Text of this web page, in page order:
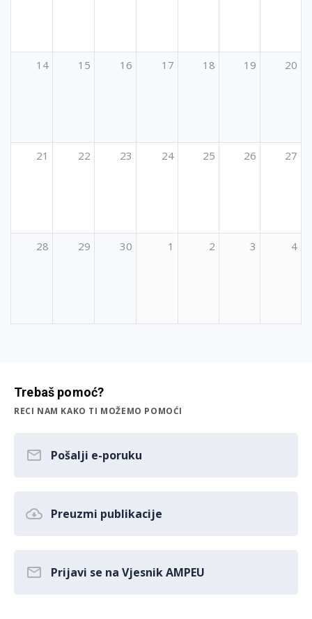
14 15 16 17 18 19 20
21 22 23 24 25 26 27
28 29 30 1 2 3 4
Trebaš pomoć?
RECI NAM KAKO TI MOŽEMO POMOĆI
Pošalji e-poruku
Preuzmi publikacije
Prijavi se na Vjesnik AMPEU